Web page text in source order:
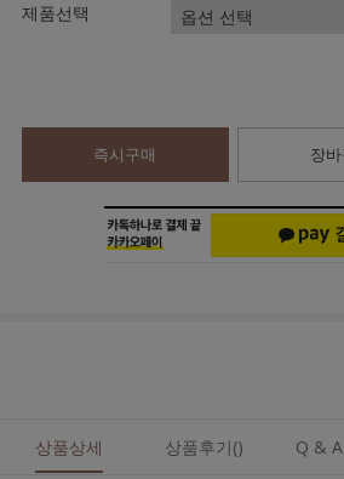
제품선택
즉시구매 장
상품상세 상품후기() Q & A